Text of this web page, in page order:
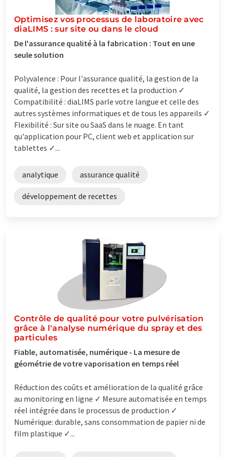
Optimisez vos processus de laboratoire avec
diaLIMS : sur site ou dans le cloud
De l'assurance qualité à la fabrication : Tout en une
seule solution
Polyvalence : Pour l'assurance qualité, la gestion de la
qualité, la gestion des recettes et la production ✓
Compatibilité : diaLIMS parle votre langue et celle des
autres systèmes informatiques et de tous les appareils ✓
Flexibilité : Sur site ou SaaS dans le nuage. En tant
qu'application pour PC, client web et application sur
tablettes ✓...
analytique assurance qualité
développement de recettes
Contrôle de qualité pour votre pulvérisation
grâce à l'analyse numérique du spray et des
particules
Fiable, automatisée, numérique - La mesure de
géométrie de votre vaporisation en temps réel
Réduction des coûts et amélioration de la qualité grâce
au monitoring en ligne ✓ Mesure automatisée en temps
réel intégrée dans le processus de production ✓
Numérique: durable, sans consommation de papier ni de
film plastique ✓...